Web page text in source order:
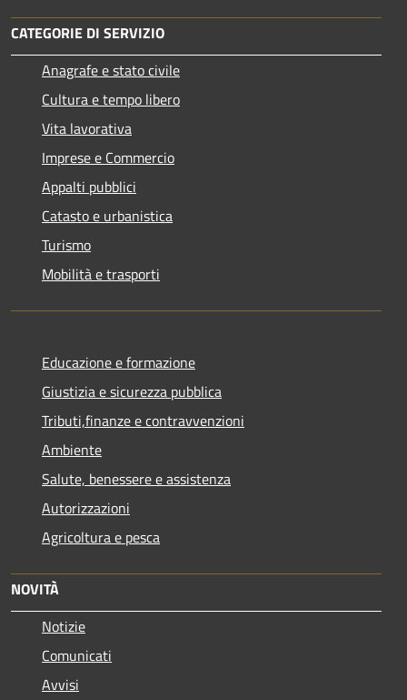
CATEGORIE DI SERVIZIO
Anagrafe e stato civile
Cultura e tempo libero
Vita lavorativa
Imprese e Commercio
Appalti pubblici
Catasto e urbanistica
Turismo
Mobilità e trasporti
Educazione e formazione
Giustizia e sicurezza pubblica
Tributi,finanze e contravvenzioni
Ambiente
Salute, benessere e assistenza
Autorizzazioni
Agricoltura e pesca
NOVITÀ
Notizie
Comunicati
Avvisi